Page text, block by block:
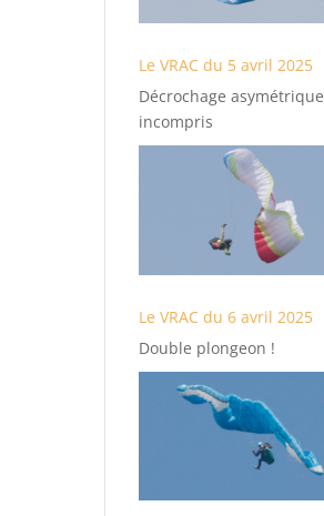
Le VRAC du 5 avril 2025
Décrochage asymétrique
incompris
Le VRAC du 6 avril 2025
Double plongeon !